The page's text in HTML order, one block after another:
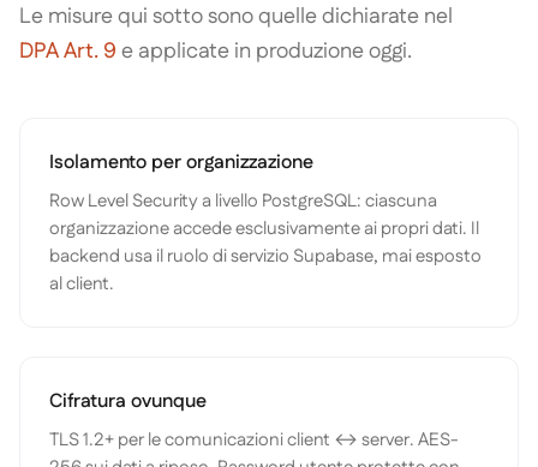
Le misure qui sotto sono quelle dichiarate nel
DPA Art. 9e applicate in produzione oggi.
Isolamento per organizzazione
Row Level Security a livello PostgreSQL: ciascuna
organizzazione accede esclusivamente ai propri dati. Il
backend usa il ruolo di servizio Supabase, mai esposto
al client.
Cifratura ovunque
TLS 1.2+ per le comunicazioni client ↔ server. AES-